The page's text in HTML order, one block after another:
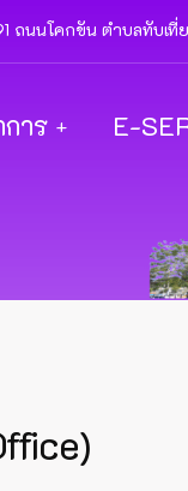
ถนนโคกขัน ตำบลทับเที่
าร E-